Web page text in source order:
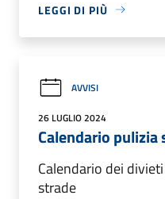
LEGGI DI PIÙ
AVVISI
26 LUGLIO 2024
Calendario pulizia
Calendario dei
strade